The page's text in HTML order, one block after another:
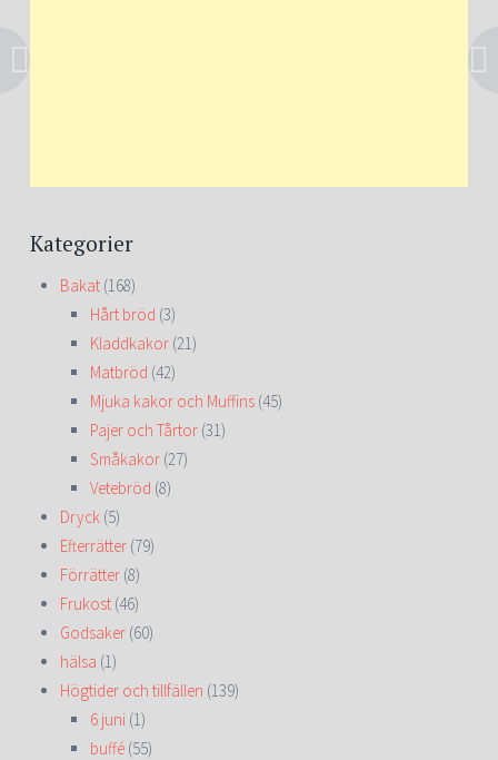
Kategorier
Bakat (168)
Hårt bröd (3)
Kladdkakor (21)
Matbröd (42)
Mjuka kakor och Muffins (45)
Pajer och Tårtor (31)
Småkakor (27)
Vetebröd (8)
Dryck (5)
Efterrätter (79)
Förrätter (8)
Frukost (46)
Godsaker (60)
hälsa (1)
Högtider och tillfällen (139)
6 juni (1)
buffé (55)